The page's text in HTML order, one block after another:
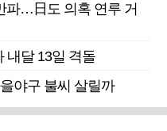
파…日도 의혹 연루 거
내달 13일 격돌
야구 불씨 살릴까